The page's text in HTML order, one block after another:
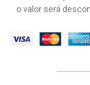
o valor será